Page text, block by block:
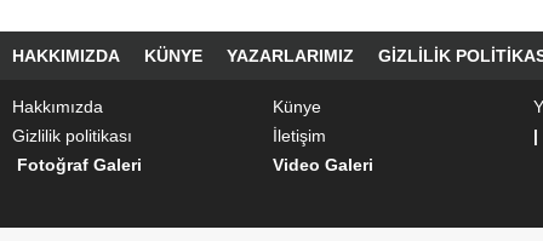
HAKKIMIZDA KÜNYE YAZARLARIMIZ GIZLILIK
Hakkımızda Künye
Gizlilik politikası
İletişim
|
Fotoğraf Galeri
Video Galeri